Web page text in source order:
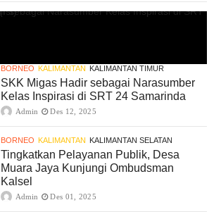
BORNEO KALIMANTAN KALIMANTAN TIMUR
SKK Migas Hadir sebagai Narasumber
Kelas Inspirasi di SRT 24 Samarinda
Admin Des 12, 2025
BORNEO KALIMANTAN KALIMANTAN SELATAN
Tingkatkan Pelayanan Publik, Desa
Muara Jaya Kunjungi Ombudsman
Kalsel
Admin Des 01, 2025